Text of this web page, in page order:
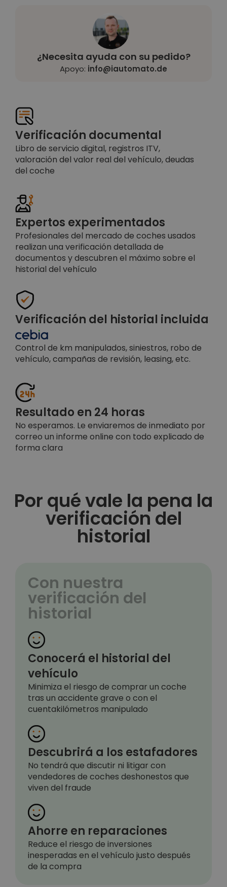
¿Necesita ayuda con su pedido?
Apoyo: info@iautomato.de
Verificación documental
Libro de servicio digital, registros ITV,
valoración del valor real del vehículo, deudas
del coche
Expertos experimentados
Profesionales del mercado de coches usados
realizan una verificación detallada de
documentos y descubren el máximo sobre el
historial del vehículo
Verificación del historial incluida
Control de km manipulados, siniestros, robo de
vehículo, campañas de revisión, leasing, etc.
Resultado en 24 horas
No esperamos. Le enviaremos de inmediato por
correo un informe online con todo explicado de
forma clara
Por qué vale la pena la
verificación del
historial
Con nuestra
verificación del
historial
Conocerá el historial del
vehículo
Minimiza el riesgo de comprar un coche
tras un accidente grave o con el
cuentakilómetros manipulado
Descubrirá a los estafadores
No tendrá que discutir ni litigar con
vendedores de coches deshonestos que
viven del fraude
Ahorre en reparaciones
Reduce el riesgo de inversiones
inesperadas en el vehículo justo después
de la compra